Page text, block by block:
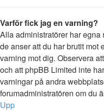
Varför fick jag en varning?
Alla administratörer har
de anser att du har brutit mot
varning mot dig. Observera
och att phpBB Limited inte
varningar på andra
forumadministratören om du
Upp